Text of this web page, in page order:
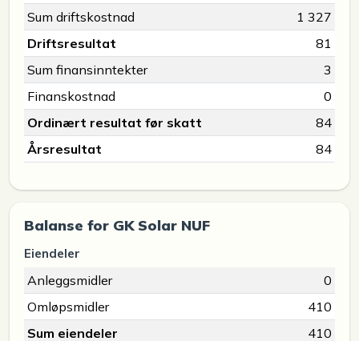
Sum driftskostnad
1 327
Driftsresultat
81
Sum finansinntekter
3
Finanskostnad
0
Ordinært resultat før skatt
84
Årsresultat
84
Balanse for GK Solar NUF
Eiendeler
Anleggsmidler
0
Omløpsmidler
410
Sum eiendeler
410